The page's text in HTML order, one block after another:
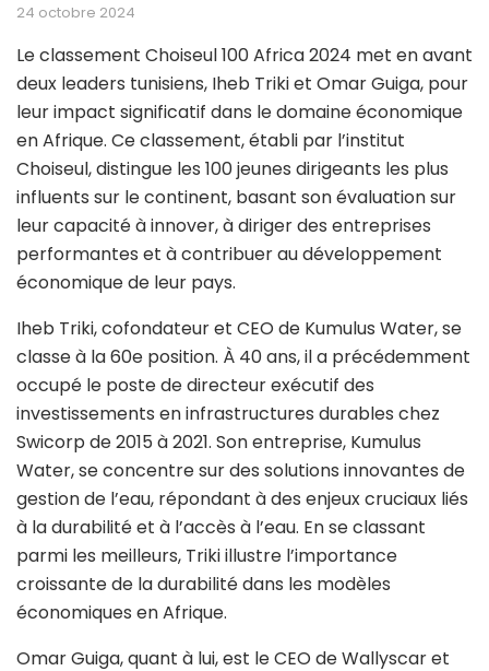
24 octobre 2024
Le classement Choiseul 100 Africa 2024 met en avant
deux leaders tunisiens, Iheb Triki et Omar Guiga, pour
leur impact significatif dans le domaine économique
en Afrique. Ce classement, établi par l’institut
Choiseul, distingue les 100 jeunes dirigeants les plus
influents sur le continent, basant son évaluation sur
leur capacité à innover, à diriger des entreprises
performantes et à contribuer au développement
économique de leur pays.
Iheb Triki, cofondateur et CEO de Kumulus Water, se
classe à la 60e position. À 40 ans, il a précédemment
occupé le poste de directeur exécutif des
investissements en infrastructures durables chez
Swicorp de 2015 à 2021. Son entreprise, Kumulus
Water, se concentre sur des solutions innovantes de
gestion de l’eau, répondant à des enjeux cruciaux liés
à la durabilité et à l’accès à l’eau. En se classant
parmi les meilleurs, Triki illustre l’importance
croissante de la durabilité dans les modèles
économiques en Afrique.
Omar Guiga, quant à lui, est le CEO de Wallyscar et